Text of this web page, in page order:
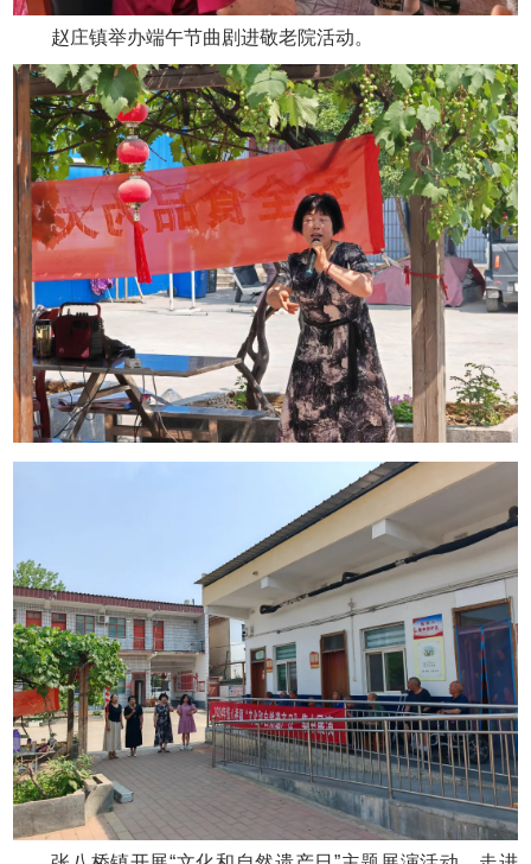
赵庄镇举办端午节曲剧进敬老院活动。